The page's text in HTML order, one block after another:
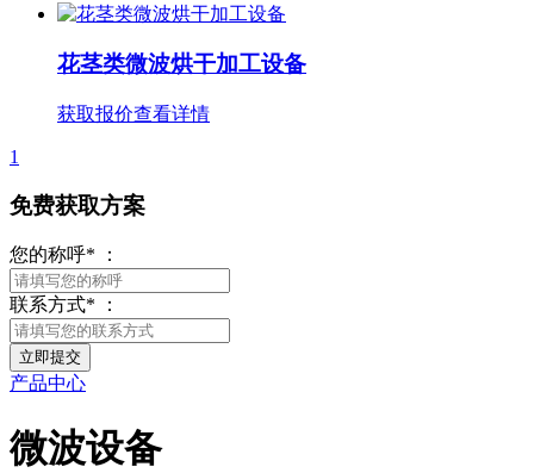
花茎类微波烘干加工设备
获取报价查看详情
1
免费获取方案
您的称呼* ：
联系方式* ：
立即提交
产品中心
微波设备